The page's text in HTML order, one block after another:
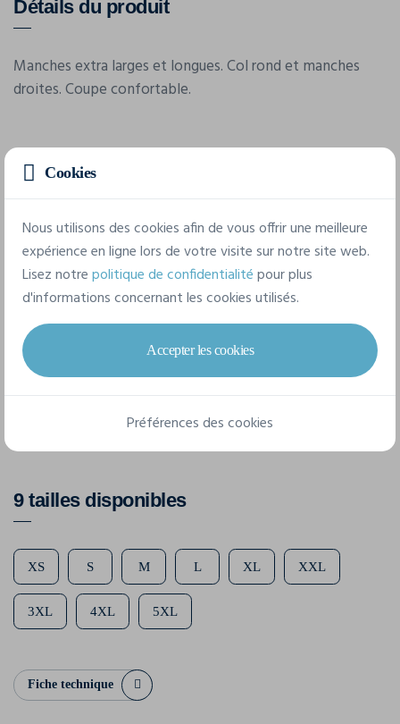
Détails du produit
Manches extra larges et longues. Col rond et manches
droites. Coupe confortable.
Marque
Build Your Brand
Référence
BY193
Grammage
240 g/m²
9 tailles disponibles
XS S M L XL XXL
3XL 4XL 5XL
Fiche technique
Cookies
Nous utilisons des cookies afin de vous offrir une meilleure
expérience en ligne lors de votre visite sur notre site web.
Lisez notrepolitique de confidentialitépour plus
d'informations concernant les cookies utilisés.
Accepter les cookies
Préférences des cookies